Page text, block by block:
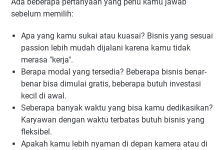
sebelum memilih:
Apa yang kamu sukai atau kuasai? Bisnis yang sesuai
passion lebih mudah dijalani karena kamu tidak
merasa "kerja".
Berapa modal yang tersedia? Beberapa bisnis benar-
benar bisa dimulai gratis, beberapa butuh investasi
kecil di awal.
Seberapa banyak waktu yang bisa kamu dedikasikan?
Karyawan dengan waktu terbatas butuh bisnis yang
fleksibel.
Apakah kamu lebih nyaman di depan kamera atau di